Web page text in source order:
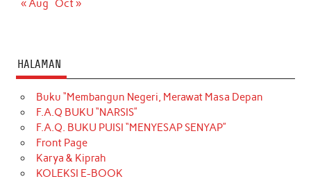
« Aug
Oct »
HALAMAN
Buku “Membangun Negeri, Merawat Masa Depan
F.A.Q BUKU “NARSIS”
F.A.Q. BUKU PUISI “MENYESAP SENYAP”
Front Page
Karya & Kiprah
KOLEKSI E-BOOK